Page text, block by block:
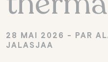
28 MAI 2026 - PAR
JALASJAA